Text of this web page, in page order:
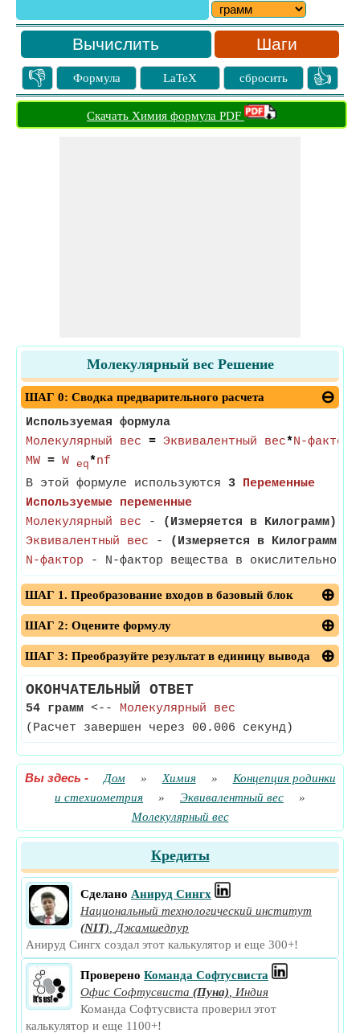
Шаги
👎 Формула LaTeX сбросить 👍
Скачать Химия формула PDF
Молекулярный вес Решение
ШАГ 0: Сводка предварительного расчета
Используемая формула
Молекулярный вес = Эквивалентный вес*N-фактор
MW = W eq*nf
В этой формуле используются 3 Переменные
Используемые переменные
Молекулярный вес - (Измеряется в Килограмм)
Эквивалентный вес - (Измеряется в Килограмм)
N-фактор - N-фактор вещества в окислительно-
ШАГ 1. Преобразование входов в базовый блок
ШАГ 2: Оцените формулу
ШАГ 3: Преобразуйте результат в единицу вывода
ОКОНЧАТЕЛЬНЫЙ ОТВЕТ
54 грамм <-- Молекулярный вес
(Расчет завершен через 00.006 секунд)
Вы здесь - Дом » Химия »
Концепция родинки
и стехиометрия
» Эквивалентный вес
»
Молекулярный вес
Кредиты
Сделано Анируд Сингх
Национальный технологический институт
(NIT)
Джамшедпур
Анируд Сингх создал этот калькулятор и еще 300+!
Проверено Команда Софтусвиста
Офис Софтусвиста (Пуна)
Индия
Команда Софтусвиста проверил этот
калькулятор и еще 1100+!